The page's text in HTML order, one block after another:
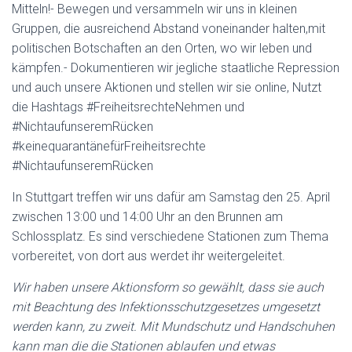
Mitteln!- Bewegen und versammeln wir uns in kleinen
Gruppen, die ausreichend Abstand voneinander halten,mit
politischen Botschaften an den Orten, wo wir leben und
kämpfen.- Dokumentieren wir jegliche staatliche Repression
und auch unsere Aktionen und stellen wir sie online, Nutzt
die Hashtags #FreiheitsrechteNehmen und
#NichtaufunseremRücken
#keinequarantänefürFreiheitsrechte
#NichtaufunseremRücken
In Stuttgart treffen wir uns dafür am Samstag den 25. April
zwischen 13:00 und 14:00 Uhr an den Brunnen am
Schlossplatz. Es sind verschiedene Stationen zum Thema
vorbereitet, von dort aus werdet ihr weitergeleitet.
Wir haben unsere Aktionsform so gewählt, dass sie auch
mit Beachtung des Infektionsschutzgesetzes umgesetzt
werden kann, zu zweit. Mit Mundschutz und Handschuhen
kann man die die Stationen ablaufen und etwas